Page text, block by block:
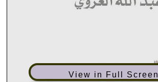
View in Full Screen